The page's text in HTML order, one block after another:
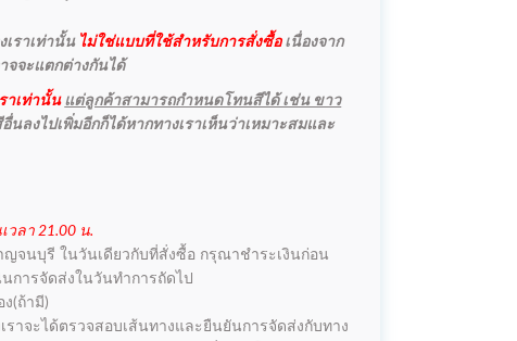
เราเท่านั้น ไม่ใช่แบบที่ใช้สำหรับการสั่งซื้อเนื่องจาก
จจะแตกต่างกันได้
าเท่านั้น แต่ลูกค้าสามารถกำหนดโทนสีได้ เช่น ขาว
ลงไปเพิ่มอีกก็ได้หากทางเราเห็นว่าเหมาะสมและ
ลา 21.00 น.
ญจนบุรี ในวันเดียวกับที่สั่งซื้อ กรุณาชำระเงินก่อน
การจัดส่งในวันทำการถัดไป
(ถ้ามี)
าจะได้ตรวจสอบเส้นทางและยืนยันการจัดส่งกับทาง